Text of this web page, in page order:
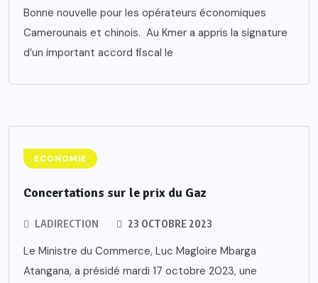
Bonne nouvelle pour les opérateurs économiques
Camerounais et chinois. Au Kmer a appris la signature
d’un important accord fiscal le
ECONOMIE
Concertations sur le prix du Gaz
LADIRECTION 23 OCTOBRE 2023
Le Ministre du Commerce, Luc Magloire Mbarga
Atangana, a présidé mardi 17 octobre 2023, une